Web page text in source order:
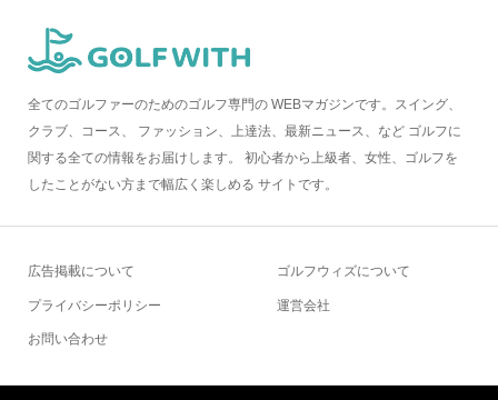
全てのゴルファーのためのゴルフ専門の WEBマガジンです。スイング、
クラブ、コース、 ファッション、上達法、最新ニュース、など ゴルフに
関する全ての情報をお届けします。 初心者から上級者、女性、ゴルフを
したことがない方まで幅広く楽しめる サイトです。
広告掲載について
プライバシーポリシー
お問い合わせ
ゴルフウィズについて
運営会社